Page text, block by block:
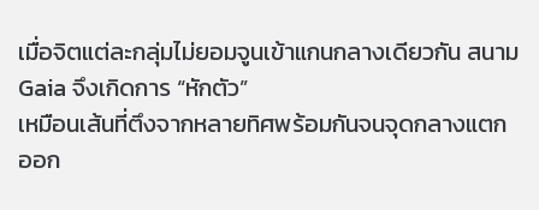
เมื่อจิตแต่ละกลุ่มไม่ยอมจูนเข้าแกนกลางเดียวกัน สนาม
Gaia จึงเกิดการ “หักตัว”
เหมือนเส้นที่ตึงจากหลายทิศพร้อมกันจนจุดกลางแตก
ออก